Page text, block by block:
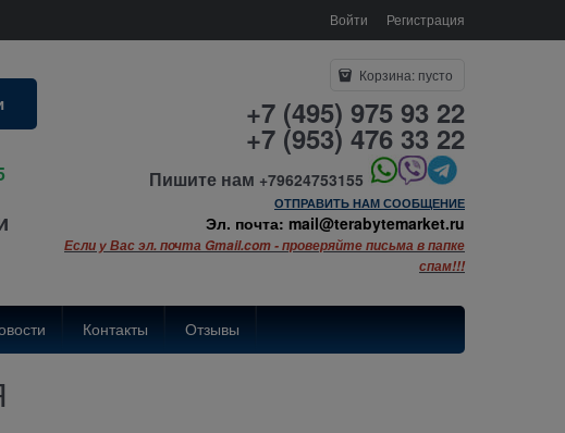
Войти Регистрация
Корзина: пусто
+7 (495) 975 93 22
+7 (953) 476 33 22
Пишите нам +79624753155
ОТПРАВИТЬ НАМ СООБЩЕНИЕ
Эл. почта: mail@terabytemarket.ru
Если у Вас эл. почта Gmail.com - проверяйте письма в папке
спам!!!
Контакты Отзывы